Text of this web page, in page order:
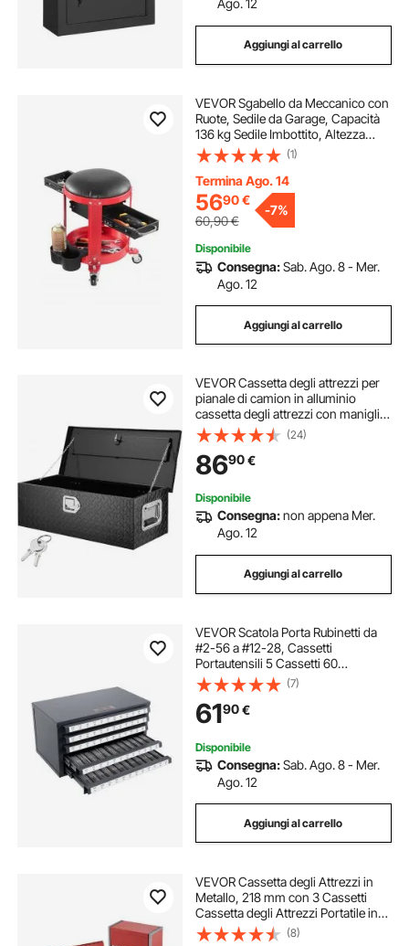
Ago. 12
Aggiungi al carrello
VEVOR Sgabello da Meccanico con
Ruote, Sedile da Garage, Capacità
136 kg Sedile Imbottito, Altezza
Fissa, Vassoio Portautensili e 2
Cassetti, per Garage, Officina e
Riparazione Auto, Rosso Nero
(1)
Termina Ago. 14
5690€
60,90€
-7%
Disponibile
Consegna:Sab. Ago. 8 - Mer.
Ago. 12
Aggiungi al carrello
VEVOR Cassetta degli attrezzi per
pianale di camion in alluminio
cassetta degli attrezzi con maniglia
laterale e chiavi di bloccaggio,
pianale di camion, camper,
rimorchio, 76,2x33x24,4 cm, nero
(24)
8690€
Disponibile
Consegna:non appena Mer.
Ago. 12
Aggiungi al carrello
VEVOR Scatola Porta Rubinetti da
#2-56 a #12-28, Cassetti
Portautensili 5 Cassetti 60
Scomparti Etichettati, Dispenser
Rubinetti 37,5x20x20 cm Impilabile
Identificazione Conservazione
Officina Garage
(7)
6190€
Disponibile
Consegna:Sab. Ago. 8 - Mer.
Ago. 12
Aggiungi al carrello
VEVOR Cassetta degli Attrezzi in
Metallo, 218 mm con 3 Cassetti
Cassetta degli Attrezzi Portatile in
Metallo, Cassetta degli Attrezzi con
(8)